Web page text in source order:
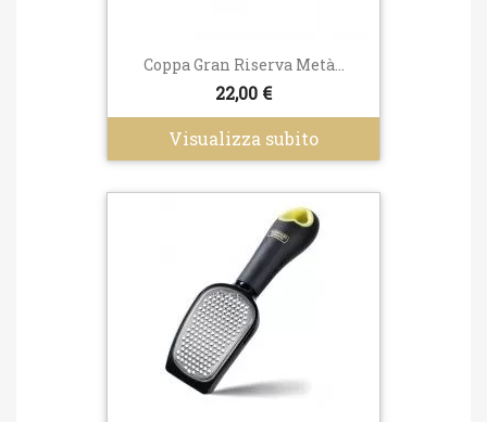
Coppa Gran Riserva Metà...
22,00 €
Visualizza subito